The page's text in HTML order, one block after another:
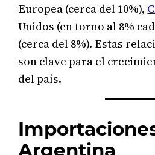
Europea (cerca del 10%),
Unidos (en torno al 8%
(cerca del 8%). Estas
son clave para el
del país.
Argentina